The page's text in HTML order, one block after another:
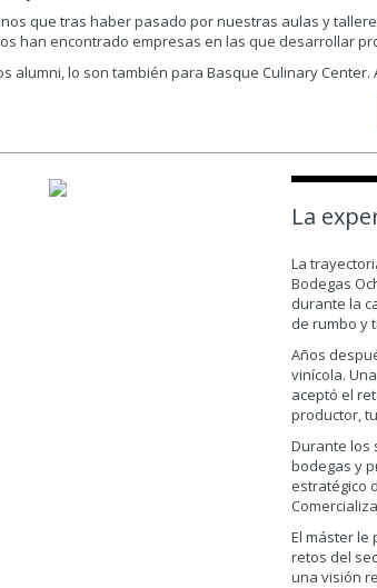
que tras haber pasado por nuestras aulas y
han encontrado empresas en las que desarrollar
alumni, lo son también para Basque Culinary
La
La
Bodegas
durante la
de rumbo y
Años
vinícola.
aceptó el
productor,
Durante los
bodegas y
estratégico
El máster le
retos del
una visión